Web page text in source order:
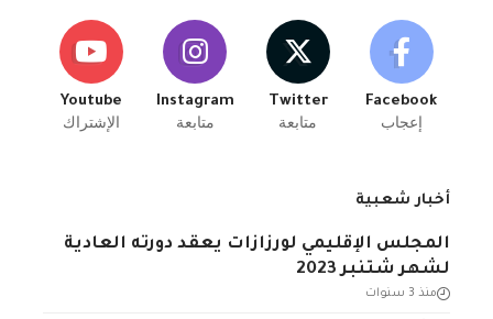
Facebook
إعجاب
Twitter
متابعة
Instagram
متابعة
Youtube
الإشتراك
أخبار شعبية
المجلس الإقليمي لورزازات يعقد دورته العادية
لشهر شتنبر 2023
منذ 3 سنوات